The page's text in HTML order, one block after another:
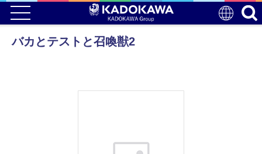
バカとテストと召喚獣2